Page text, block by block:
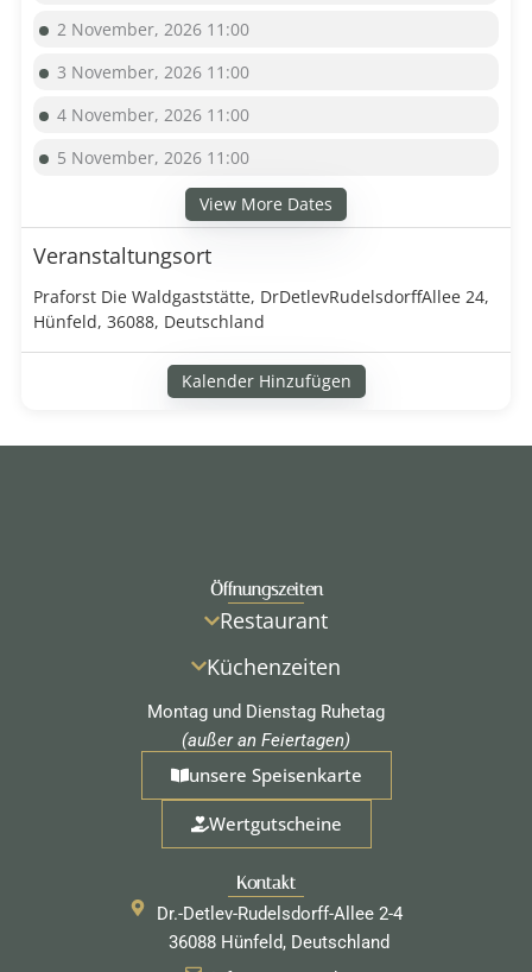
2 November, 2026 11:00
3 November, 2026 11:00
4 November, 2026 11:00
5 November, 2026 11:00
View More Dates
Veranstaltungsort
Praforst Die Waldgaststätte, DrDetlevRudelsdorffAllee 24,
Hünfeld, 36088, Deutschland
Kalender Hinzufügen
Öffnungszeiten
Restaurant
Küchenzeiten
Montag und Dienstag Ruhetag
(außer an Feiertagen)
unsere Speisenkarte
Wertgutscheine
Kontakt
Dr.-Detlev-Rudelsdorff-Allee 2-4
36088 Hünfeld, Deutschland